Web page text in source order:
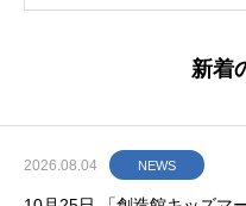
新着
2026.08.04 NEWS